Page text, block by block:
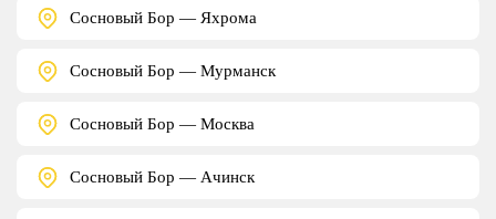
Сосновый Бор — Яхрома
Сосновый Бор — Мурманск
Сосновый Бор — Москва
Сосновый Бор — Ачинск